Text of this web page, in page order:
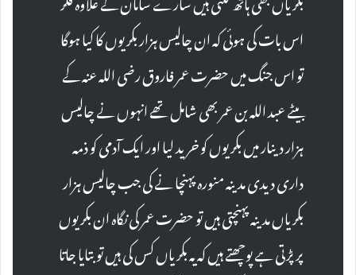
اس بات کی ہوئی کہ ان چالیس ہزار بکریوں کا کیا ہوگا
تو اس جنگ میں حضرت عمر فاروق رضی اللہ عنہ کے
بیٹے عبد اللہ بن عمر بھی شامل تھے انہوں نے چالیس
ہزار دینار میں بکریوں کو خرید لیا اور ایک آدمی کو ذمہ
داری دیدی مدینہ منورہ پہنچا نے کی جب چالیس ہزار
بکریاں مدینہ پہنچتی ہیں تو حضرت عمر کی نگاہ ان بکریوں
پر پڑتی ہے پوچھتے ہیں کہ یہ بکریاں کس کی ہیں تو بتایا جاتا